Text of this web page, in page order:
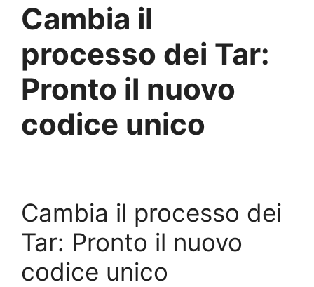
Cambia il
processo dei Tar:
Pronto il nuovo
codice unico
Cambia il processo dei
Tar: Pronto il nuovo
codice unico